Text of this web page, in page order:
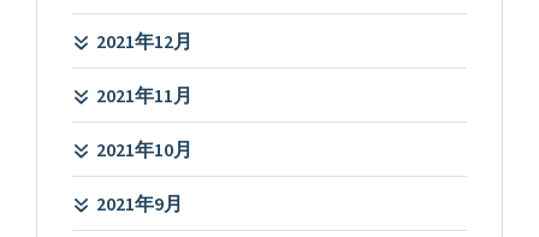
2021年12月
2021年11月
2021年10月
2021年9月